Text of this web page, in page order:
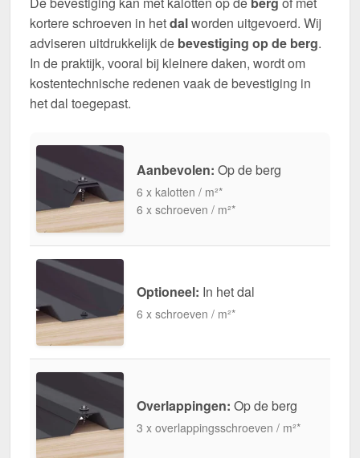
kortere schroeven in hetdalworden uitgevoerd. Wij
adviseren uitdrukkelijk de bevestiging op de berg.
In de praktijk, vooral bij kleinere daken, wordt om
kostentechnische redenen vaak de bevestiging in
het dal toegepast.
Aanbevolen: Op de berg
6 x kalotten / m²*
6 x schroeven / m²*
Optioneel: In het dal
6 x schroeven / m²*
Overlappingen: Op de berg
3 x overlappingsschroeven / m²*